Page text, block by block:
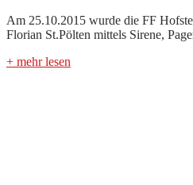
Am 25.10.2015 wurde die FF
Florian St.Pölten mittels Sirene,
+ mehr lesen